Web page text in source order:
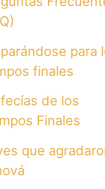
para
finales
de los
Finales
que